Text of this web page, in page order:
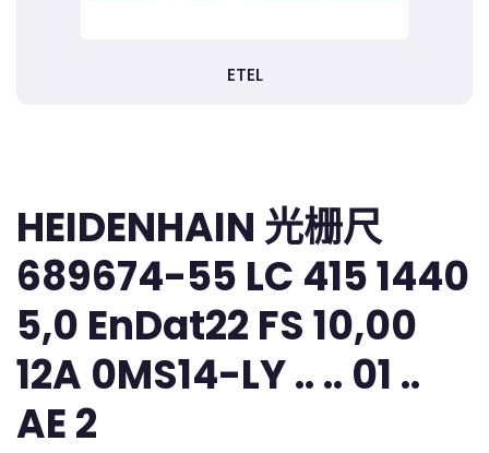
ETEL
HEIDENHAIN 光栅尺
689674-55 LC 415 1440
5,0 EnDat22 FS 10,00
12A 0MS14-LY .. .. 01 ..
AE 2